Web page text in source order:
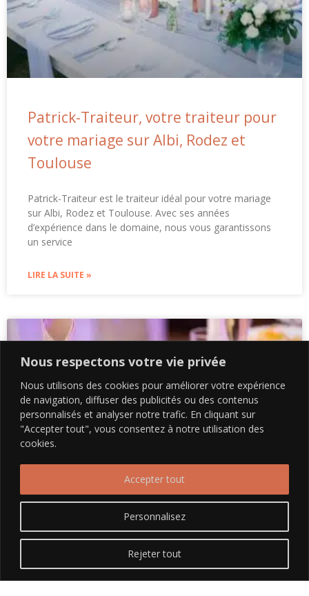
Nous respectons votre vie privée
Nous utilisons des cookies pour améliorer votre expérience
de navigation, diffuser des publicités ou des contenus
personnalisés et analyser notre trafic. En cliquant sur
"Accepter tout", vous consentez à notre utilisation des
cookies.
Personnalisez
Rejeter tout
Accepter tout
Patrick-Traiteur, votre traiteur pour
votre mariage sur Albi, Rodez et
Toulouse
Patrick-Traiteur est le traiteur idéal pour votre mariage
sur Albi, Rodez et Toulouse. Avec ses années
d’expérience dans le domaine, nous vous garantissons
un service
LIRE LA SUITE »
Patrick-Traiteur, votre traiteur pour
entreprise et professionnel sur Albi,
Rodez et Toulouse